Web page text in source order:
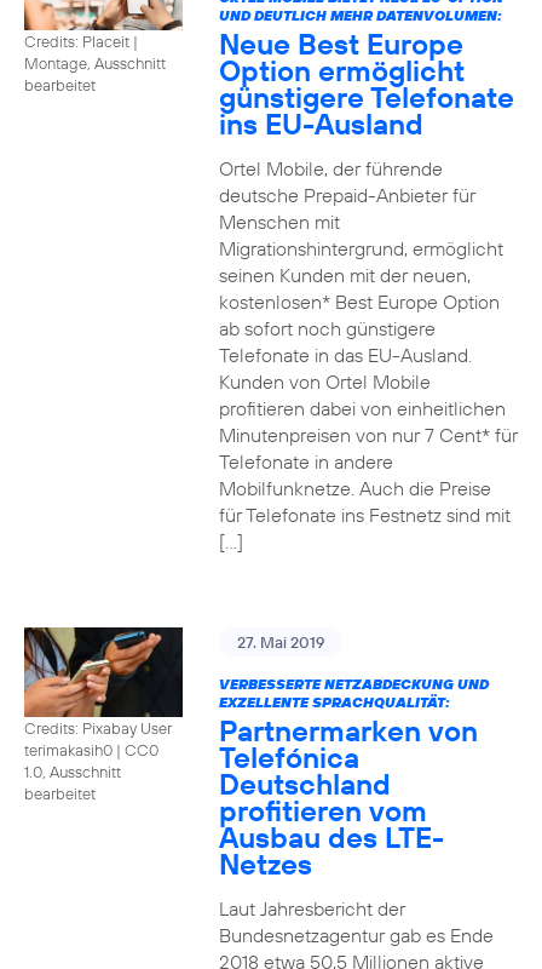
Credits: Placeit |
Montage, Ausschnitt
bearbeitet
UND DEUTLICH MEHR DATENVOLUMEN:
Neue Best Europe
Option ermöglicht
günstigere Telefonate
ins EU-Ausland
Ortel Mobile, der führende
deutsche Prepaid-Anbieter für
Menschen mit
Migrationshintergrund, ermöglicht
seinen Kunden mit der neuen,
kostenlosen* Best Europe Option
ab sofort noch günstigere
Telefonate in das EU-Ausland.
Kunden von Ortel Mobile
profitieren dabei von einheitlichen
Minutenpreisen von nur 7 Cent* für
Telefonate in andere
Mobilfunknetze. Auch die Preise
für Telefonate ins Festnetz sind mit
[…]
Credits: Pixabay User
terimakasih0 | CC0
1.0, Ausschnitt
bearbeitet
27. Mai 2019
VERBESSERTE NETZABDECKUNG UND
EXZELLENTE SPRACHQUALITÄT:
Partnermarken von
Telefónica
Deutschland
profitieren vom
Ausbau des LTE-
Netzes
Laut Jahresbericht der
Bundesnetzagentur gab es Ende
2018 etwa 50,5 Millionen aktive